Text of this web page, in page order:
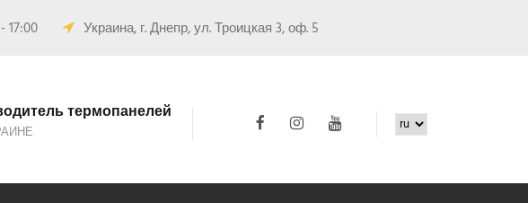
17:00 Украина, г. Днепр, ул. Троицкая 3, оф. 5
термопанелей